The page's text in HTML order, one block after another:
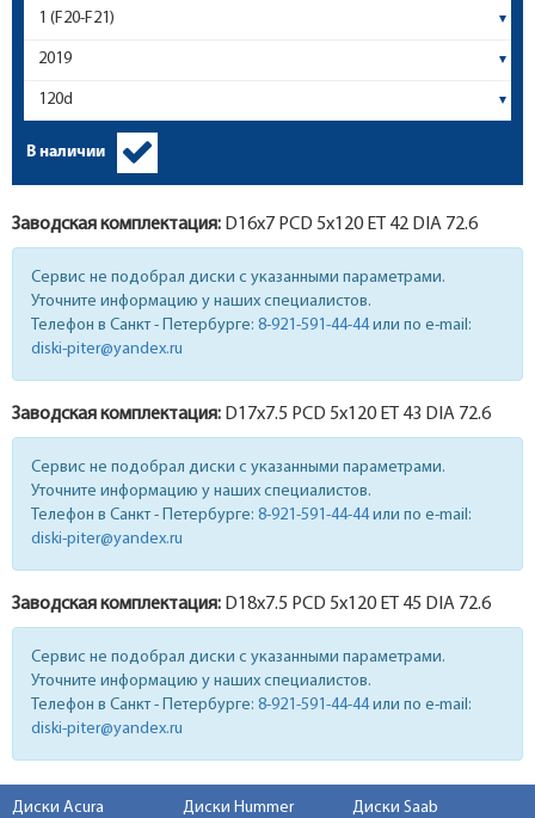
В наличии
Заводская комплектация: D16x7 PCD 5x120 ET 42 DIA 72.6
Сервис не подобрал диски с указанными параметрами.
Уточните информацию у наших специалистов.
Телефон в Санкт - Петербурге: 8-921-591-44-44или по e-mail:
diski-piter@yandex.ru
Заводская комплектация: D17x7.5 PCD 5x120 ET 43 DIA 72.6
Сервис не подобрал диски с указанными параметрами.
Уточните информацию у наших специалистов.
Телефон в Санкт - Петербурге: 8-921-591-44-44или по e-mail:
diski-piter@yandex.ru
Заводская комплектация: D18x7.5 PCD 5x120 ET 45 DIA 72.6
Сервис не подобрал диски с указанными параметрами.
Уточните информацию у наших специалистов.
Телефон в Санкт - Петербурге: 8-921-591-44-44или по e-mail:
diski-piter@yandex.ru
Диски Acura
Диски Hummer
Диски Saab